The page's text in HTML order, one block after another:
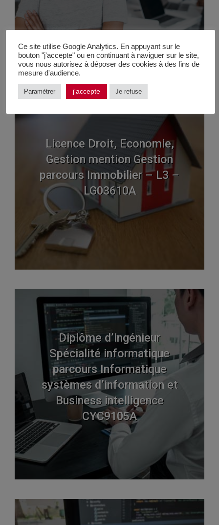
Licence Droit, Economie,
Gestion mention Gestion
parcours Immobilier – L3 –
LG03610A
Diplôme d’ingénieur
Spécialité informatique
parcours Informatique
systèmes d’information et
Business intelligence
CYC9105A
Ce site utilise Google Analytics. En appuyant sur le
bouton "j'accepte" ou en continuant à naviguer sur le site,
vous nous autorisez à déposer des cookies à des fins de
mesure d'audience.
Paramétrer j'accepte Je refuse